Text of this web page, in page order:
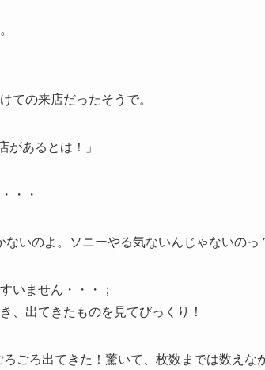
ての来店だったそうで。
があるとは！」
・・
いのよ。ソニーやる気ないんじゃないのっ
いません・・・；
、出てきたものを見てびっくり！
ごろ出てきた！驚いて、枚数までは数えな